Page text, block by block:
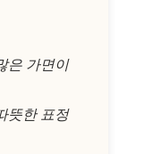
은 가면이
뜻한 표정